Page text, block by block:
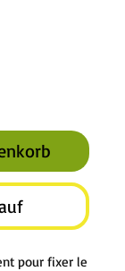
pour fixer le